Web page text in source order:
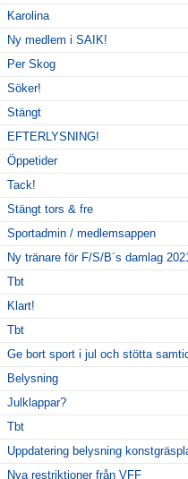
Karolina
Ny medlem i SAIK!
Per Skog
Söker!
Stängt
EFTERLYSNING!
Öppetider
Tack!
Stängt tors & fre
Sportadmin / medlemsappen
Ny tränare för F/S/B´s damlag
Tbt
Klart!
Tbt
Ge bort sport i jul och stötta
Belysning
Julklappar?
Tbt
Uppdatering belysning
Nya restriktioner från VFF